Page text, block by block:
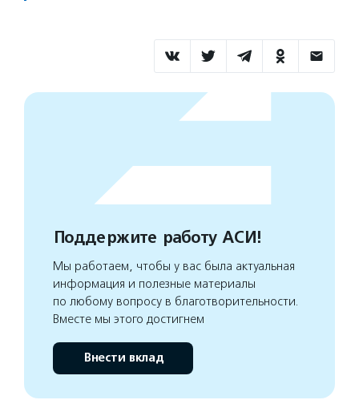
Поддержите работу АСИ!
Мы работаем, чтобы у вас была актуальная
информация и полезные материалы
по любому вопросу в благотворительности.
Вместе мы этого достигнем
Внести вклад